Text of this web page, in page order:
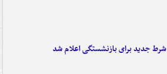
شرط جدید برای بازنشستگی اعلام شد